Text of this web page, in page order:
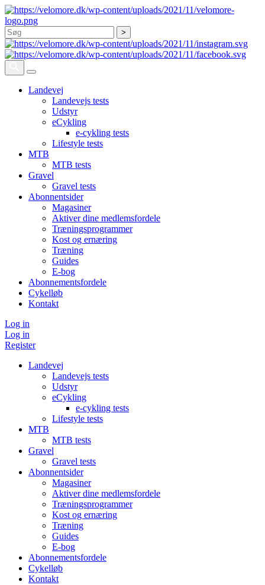
Søg
Landevej
Landevejs tests
Udstyr
eCykling
e-cykling tests
Lifestyle tests
MTB
MTB tests
Gravel
Gravel tests
Abonnentsider
Magasiner
Aktiver dine medlemsfordele
Træningsprogrammer
Kost og ernæring
Træning
Guides
E-bog
Abonnementsfordele
Cykelløb
Kontakt
Log in
Log in
Register
Landevej
Landevejs tests
Udstyr
eCykling
e-cykling tests
Lifestyle tests
MTB
MTB tests
Gravel
Gravel tests
Abonnentsider
Magasiner
Aktiver dine medlemsfordele
Træningsprogrammer
Kost og ernæring
Træning
Guides
E-bog
Abonnementsfordele
Cykelløb
Kontakt